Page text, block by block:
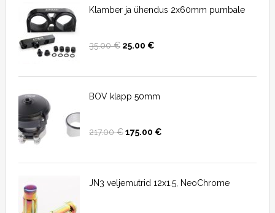
Klamber ja ühendus 2x60mm pumbale
35.00€ 25.00 €
BOV klapp 50mm
217.00€175.00 €
JN3 veljemutrid 12x1.5, NeoChrome